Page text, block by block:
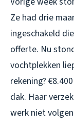
Ze had drie
ingeschakeld
offerte. Nu
vochtplekken
rekening?
dak. Haar
werk niet